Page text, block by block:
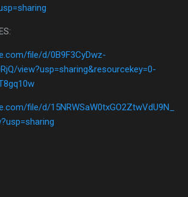
file/d/0B9F3CyDwz-
view?usp=sharing&resourcekey=0-
file/d/15NRWSaW0txGO2ZtwVdU9N_